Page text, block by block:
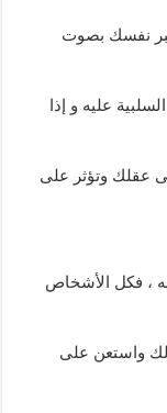
نفسك بصوت
عليه و إذا
عقلك وتؤثر على
، فكل الأشخاص
واستعن على